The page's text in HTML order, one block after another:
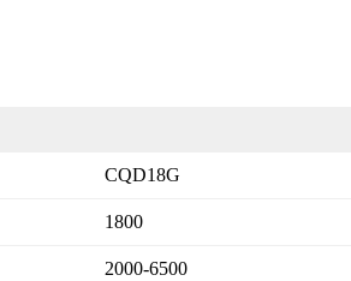
CQD18G
1800
2000-6500